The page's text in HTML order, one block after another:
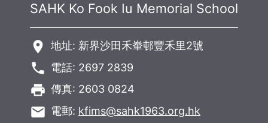
SAHK Ko Fook Iu Memorial School
room 地址: 新界沙田禾輋邨豐禾里2號
phone 電話: 2697 2839
local_printshop 傳真: 2603 0824
email 電郵: kfims@sahk1963.org.hk